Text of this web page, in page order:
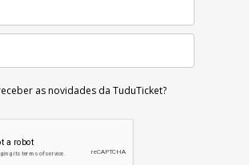
as novidades da TuduTicket?